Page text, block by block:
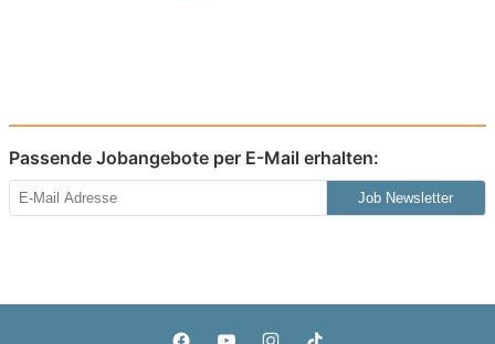
Passende Jobangebote per E-Mail erhalten:
Job Newsletter